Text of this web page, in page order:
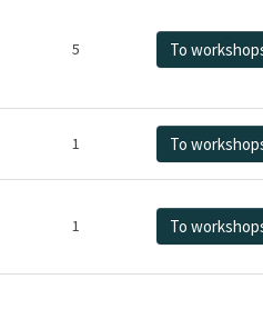
5 To
1 To
1 To